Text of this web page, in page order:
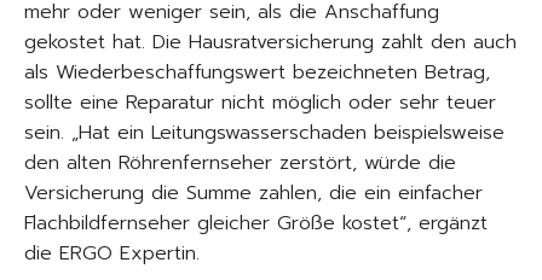
mehr oder weniger sein, als die Anschaffung
gekostet hat. Die Hausratversicherung zahlt den auch
als Wiederbeschaffungswert bezeichneten Betrag,
sollte eine Reparatur nicht möglich oder sehr teuer
sein. „Hat ein Leitungswasserschaden beispielsweise
den alten Röhrenfernseher zerstört, würde die
Versicherung die Summe zahlen, die ein einfacher
Flachbildfernseher gleicher Größe kostet“, ergänzt
die ERGO Expertin.